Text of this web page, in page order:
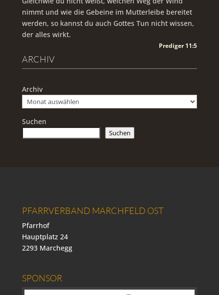
nimmt und wie die Gebeine im Mutterleibe bereitet
werden, so kannst du auch Gottes Tun nicht wissen,
der alles wirkt.
Prediger 11:5
ARCHIV
Archiv
Suchen
Suchen
PFARRVERBAND MARCHFELD OST
Pfarrhof
Hauptplatz 24
2293 Marchegg
SPONSOR